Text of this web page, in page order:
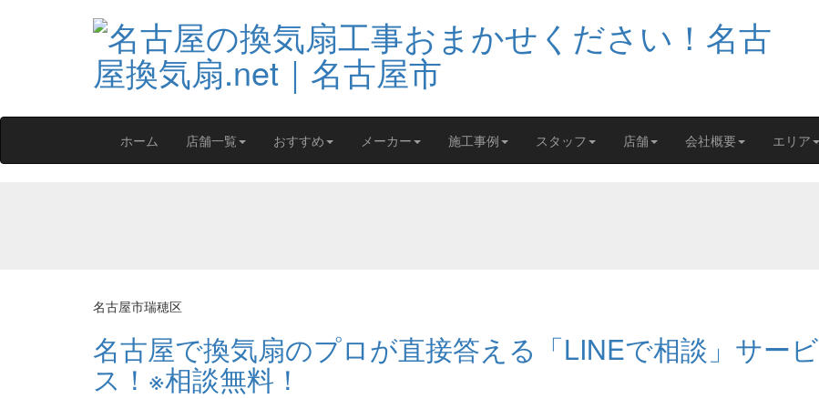
ホーム 店舗一覧 おすすめ メーカー 施工事例 スタッフ 店舗 会社概要 エリア
名古屋市瑞穂区
名古屋で換気扇のプロが直接答える「LINEで相談」サービ
ス！※相談無料！